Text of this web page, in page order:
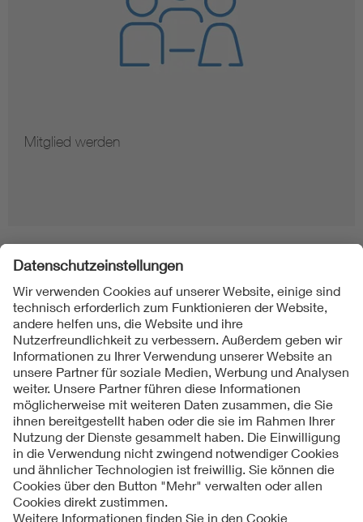
Mitglied werden
Folgen Sie uns
Kontakte
Service
Impressum